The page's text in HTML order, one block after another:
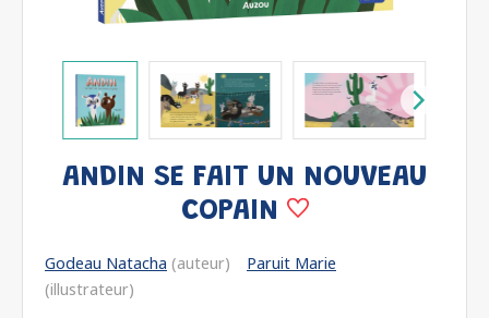
ANDIN SE FAIT UN NOUVEAU
COPAIN
Godeau Natacha (auteur)
Paruit Marie
(illustrateur)